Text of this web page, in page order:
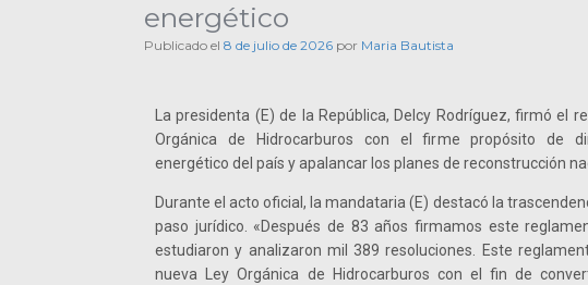
energético
Publicado el 8 de julio de 2026 por Maria Bautista
La presidenta (E) de la República, Delcy Rodríguez, firmó el
Orgánica de Hidrocarburos con el firme propósito de
energético del país y apalancar los planes de reconstrucción
Durante el acto oficial, la mandataria (E) destacó la
paso jurídico. «Después de 83 años firmamos este
estudiaron y analizaron mil 389 resoluciones. Este
nueva Ley Orgánica de Hidrocarburos con el fin de